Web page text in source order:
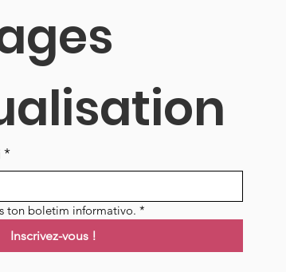
*
ton boletim informativo. *
Inscrivez-vous !